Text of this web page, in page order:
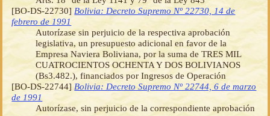
[BO-DS-22730] Bolivia: Decreto Supremo Nº 22730, 14 de
febrero de 1991
Autorízase sin perjuicio de la respectiva aprobación
legislativa, un presupuesto adicional en favor de la
Empresa Naviera Boliviana, por la suma de TRES MIL
CUATROCIENTOS OCHENTA Y DOS BOLIVIANOS
(Bs3.482.), financiados por Ingresos de Operación
[BO-DS-22744] Bolivia: Decreto Supremo Nº 22744, 6 de marzo
de 1991
Autorízase, sin perjuicio de la correspondiente aprobación